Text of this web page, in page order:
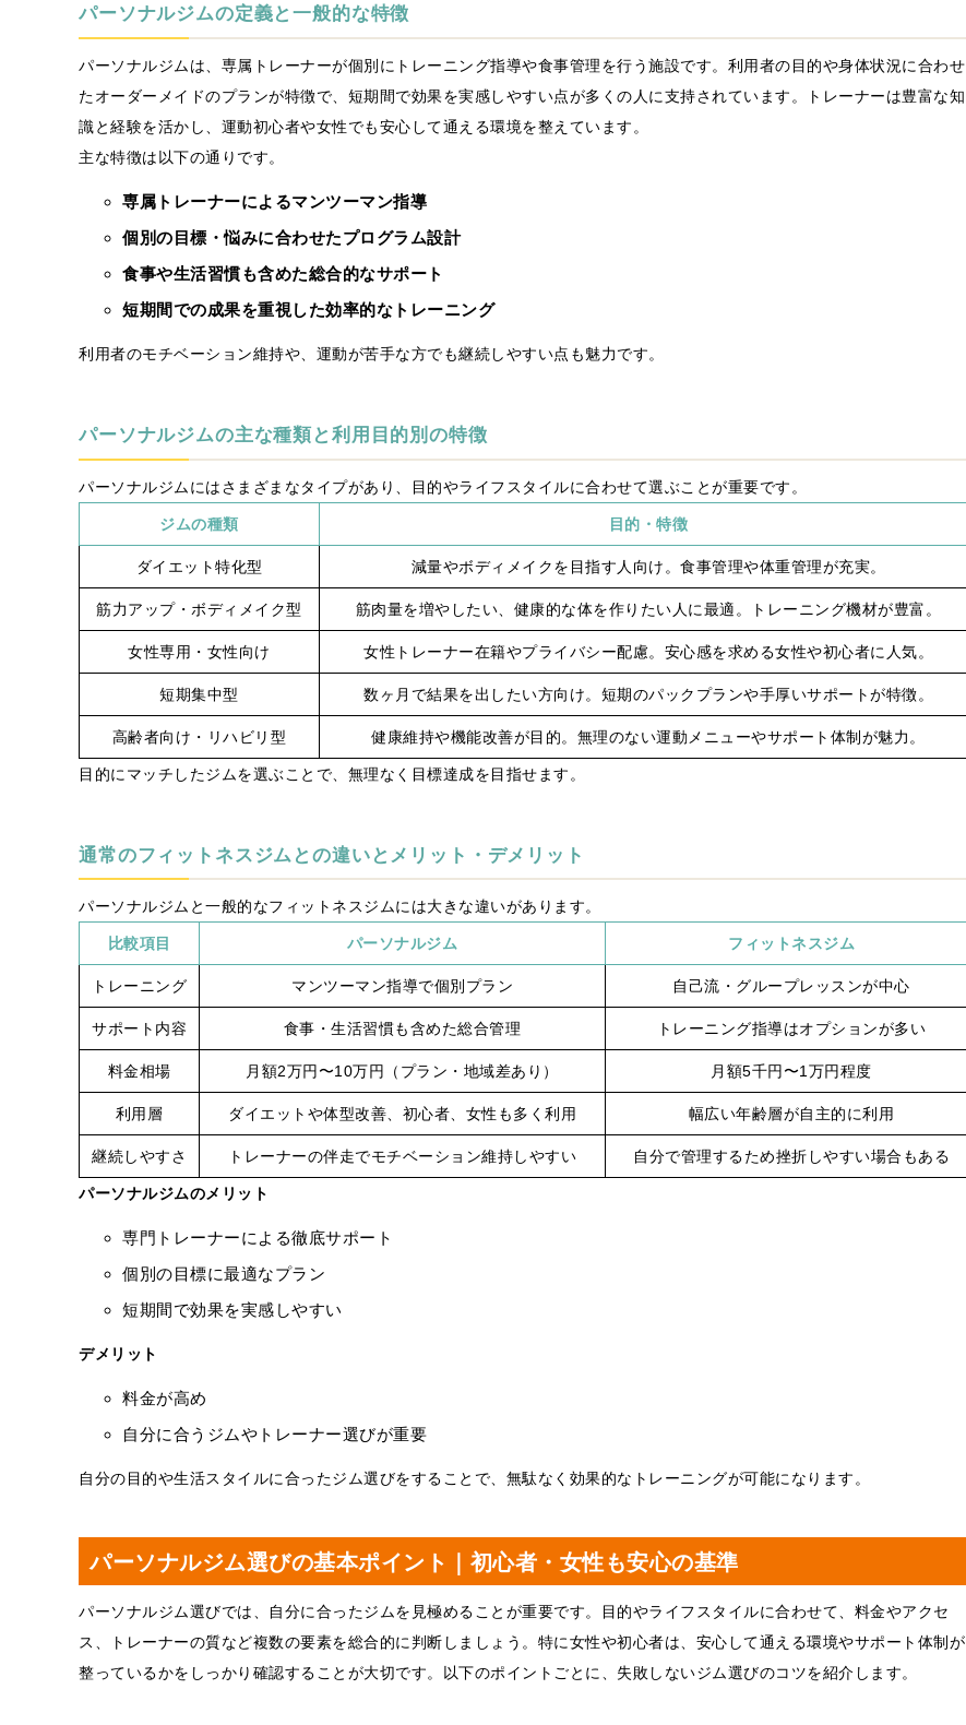
パーソナルジムの定義と一般的な特徴
パーソナルジムは、専属トレーナーが個別にトレーニング指導や食事管理を行う施設です。利用者の目的や身体状況に合わせ
たオーダーメイドのプランが特徴で、短期間で効果を実感しやすい点が多くの人に支持されています。トレーナーは豊富な知
識と経験を活かし、運動初心者や女性でも安心して通える環境を整えています。
主な特徴は以下の通りです。
専属トレーナーによるマンツーマン指導
個別の目標・悩みに合わせたプログラム設計
食事や生活習慣も含めた総合的なサポート
短期間での成果を重視した効率的なトレーニング
利用者のモチベーション維持や、運動が苦手な方でも継続しやすい点も魅力です。
パーソナルジムの主な種類と利用目的別の特徴
パーソナルジムにはさまざまなタイプがあり、目的やライフスタイルに合わせて選ぶことが重要です。
ジムの種類 目的・特徴
ダイエット特化型 減量やボディメイクを目指す人向け。食事管理や体重管理が充実。
筋力アップ・ボディメイク型 筋肉量を増やしたい、健康的な体を作りたい人に最適。トレーニング機材が豊富。
女性専用・女性向け 女性トレーナー在籍やプライバシー配慮。安心感を求める女性や初心者に人気。
短期集中型 数ヶ月で結果を出したい方向け。短期のパックプランや手厚いサポートが特徴。
高齢者向け・リハビリ型 健康維持や機能改善が目的。無理のない運動メニューやサポート体制が魅力。
目的にマッチしたジムを選ぶことで、無理なく目標達成を目指せます。
通常のフィットネスジムとの違いとメリット・デメリット
パーソナルジムと一般的なフィットネスジムには大きな違いがあります。
比較項目 パーソナルジム フィットネスジム
トレーニング マンツーマン指導で個別プラン 自己流・グループレッスンが中心
サポート内容 食事・生活習慣も含めた総合管理 トレーニング指導はオプションが多い
料金相場 月額2万円〜10万円（プラン・地域差あり） 月額5千円〜1万円程度
利用層 ダイエットや体型改善、初心者、女性も多く利用 幅広い年齢層が自主的に利用
継続しやすさ トレーナーの伴走でモチベーション維持しやすい 自分で管理するため挫折しやすい場合もある
パーソナルジムのメリット
専門トレーナーによる徹底サポート
個別の目標に最適なプラン
短期間で効果を実感しやすい
デメリット
料金が高め
自分に合うジムやトレーナー選びが重要
自分の目的や生活スタイルに合ったジム選びをすることで、無駄なく効果的なトレーニングが可能になります。
パーソナルジム選びの基本ポイント｜初心者・女性も安心の基準
パーソナルジム選びでは、自分に合ったジムを見極めることが重要です。目的やライフスタイルに合わせて、料金やアクセ
ス、トレーナーの質など複数の要素を総合的に判断しましょう。特に女性や初心者は、安心して通える環境やサポート体制が
整っているかをしっかり確認することが大切です。以下のポイントごとに、失敗しないジム選びのコツを紹介します。